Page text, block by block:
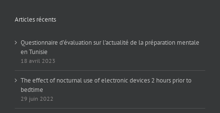
Articles récents
Questionnaire d’évaluation sur l’actualité de la préparation mentale
en Tunisie
18 avril 2023
The effect of nocturnal use of electronic devices 2 hours prior to
bedtime
29 juin 2022